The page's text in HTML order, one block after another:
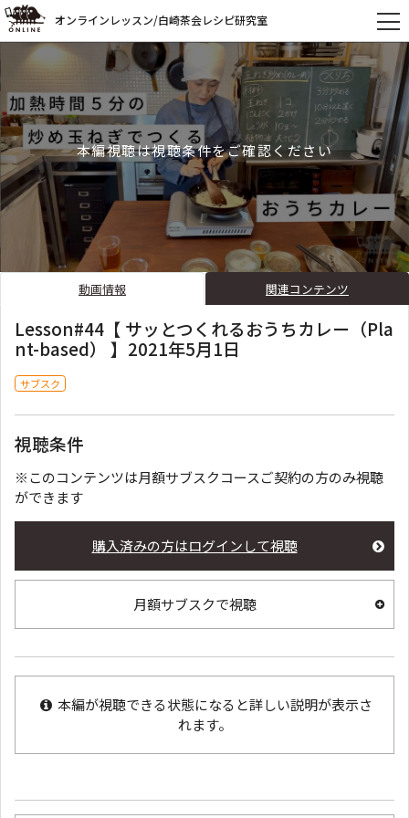
オンラインレッスン/白崎茶会レシピ研究室
本編視聴は視聴条件をご確認ください
動画情報 関連コンテンツ
Lesson#44【 サッとつくれるおうちカレー（Pla
nt-based） 】2021年5月1日
サブスク
視聴条件
※このコンテンツは月額サブスクコースご契約の方のみ視聴
ができます
購入済みの方はログインして視聴
月額サブスクで視聴
本編が視聴できる状態になると詳しい説明が表示さ
れます。